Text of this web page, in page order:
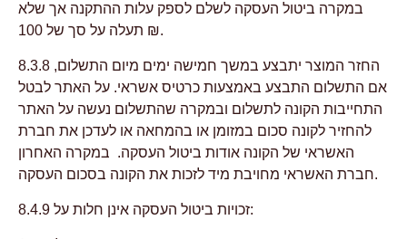
במקרה ביטול העסקה לשלם לספק עלות ההתקנה אך שלא
תעלה על סך של 100 ₪.
8.3.8 החזר המוצר יתבצע במשך חמישה ימים מיום התשלום,
אם התשלום התבצע באמצעות כרטיס אשראי. על האתר לבטל
התחייבות הקונה לתשלום ובמקרה שהתשלום נעשה על האתר
להחזיר לקונה סכום במזומן או בהמחאה או לעדכן את חברת
האשראי של הקונה אודות ביטול העסקה. במקרה האחרון
חברת האשראי מחויבת מיד לזכות את הקונה בסכום העסקה.
8.4.9 זכויות ביטול העסקה אינן חלות על: